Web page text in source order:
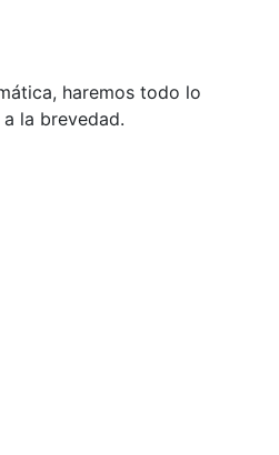
haremos todo lo
la brevedad.